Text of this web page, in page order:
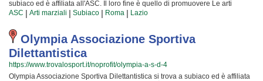
subiaco ed è affiliata all'ASC. Il loro fine è quello di promuovere Le arti
marziali organizzando corsi per bambini, ragazzi e adulti. Se desiderate che
vostro figlio o vostra figlia impari la disciplina, il rispetto e la concentrazione,
Le arti marziali è sicuramente lo sport più adatto. I loro maestri di arti marziali
seguiranno i vostri figli passo per passo, ma restando sempre nell'ottica di
sviluppare i talenti e le capacità personali di ciascun atleta. N.f.b. Muay Thai
Subiaco Associazione Sportiva Dilettantistica da sempre accoglie i bambini e
i ragazzi di subiaco, in un ambiente serio e sano, in cui i vostri figli
troveranno sicuramente uno sfogo e uno svago e tanti nuovi amici. Gli
allenamenti si tengono in palestra a subiaco e coincidono con il calendario
ASC | Arti marziali | Subiaco | Roma | Lazio
Olympia Associazione Sportiva
Dilettantistica
https://www.trovalosport.it/noprofit/olympia-a-s-d-4
Olympia Associazione Sportiva Dilettantistica si trova a subiaco ed è affiliata